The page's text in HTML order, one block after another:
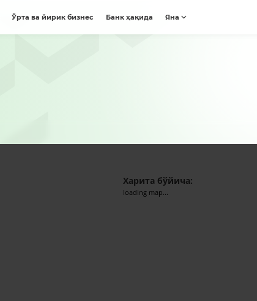
Ўрта ва йирик бизнес Банк ҳақида Яна
Харита бўйича:
loading map...